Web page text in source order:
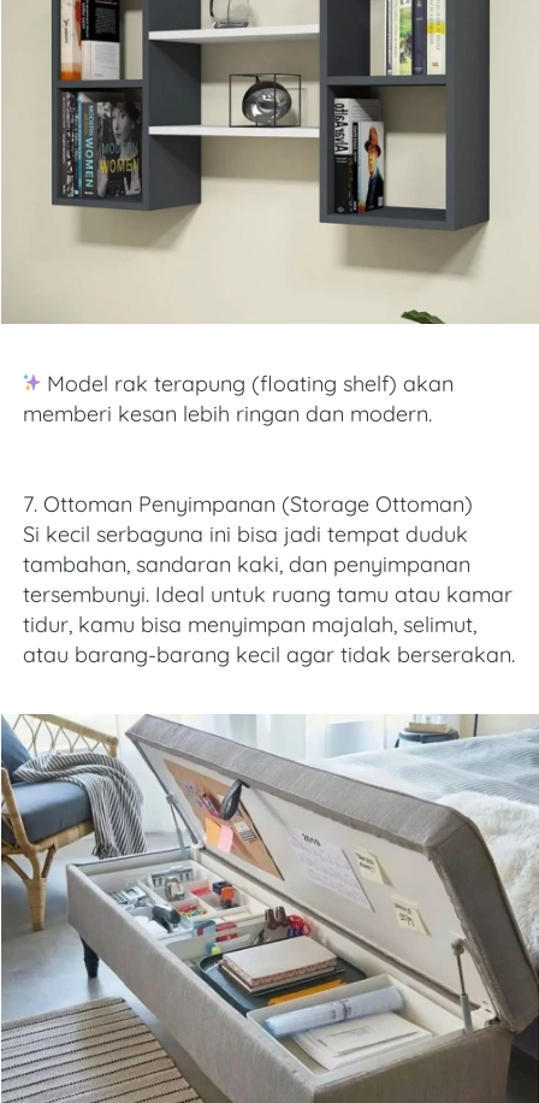
Model rak terapung (floating shelf) akan
memberi kesan lebih ringan dan modern.
7. Ottoman Penyimpanan (Storage Ottoman)
Si kecil serbaguna ini bisa jadi tempat duduk
tambahan, sandaran kaki, dan penyimpanan
tersembunyi. Ideal untuk ruang tamu atau kamar
tidur, kamu bisa menyimpan majalah, selimut,